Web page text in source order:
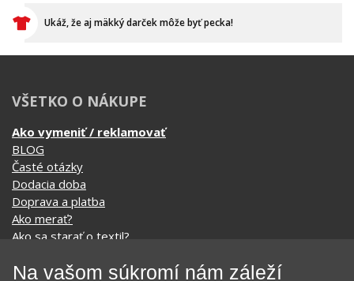
Ukáž, že aj mäkký darček môže byť pecka!
VŠETKO O NÁKUPE
Ako vymeniť / reklamovať
BLOG
Časté otázky
Dodacia doba
Doprava a platba
Ako merať?
Ako sa starať o textil?
Ochrana osobných údajov
Na vašom súkromí nám záleží